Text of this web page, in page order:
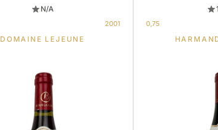
N/A
2001
DOMAINE LEJEUNE
0,75